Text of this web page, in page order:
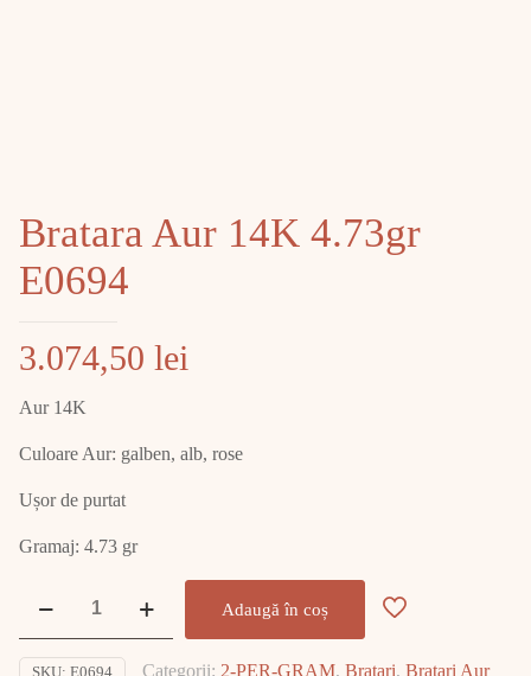
Bratara Aur 14K 4.73gr
E0694
3.074,50 lei
Aur 14K
Culoare Aur: galben, alb, rose
Ușor de purtat
Gramaj: 4.73 gr
Adaugă în coș
SKU: E0694 Categorii: 2-PER-GRAM, Bratari, Bratari Aur